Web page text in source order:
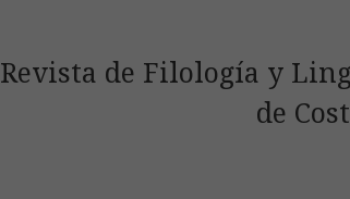
Revista de Filología y
de